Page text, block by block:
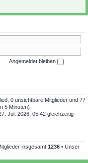
Angemeldet bleiben
0 unsichtbare Mitglieder und 77
5 Minuten)
Jul. 2026, 05:42 gleichzeitig
insgesamt 1236 • Unser